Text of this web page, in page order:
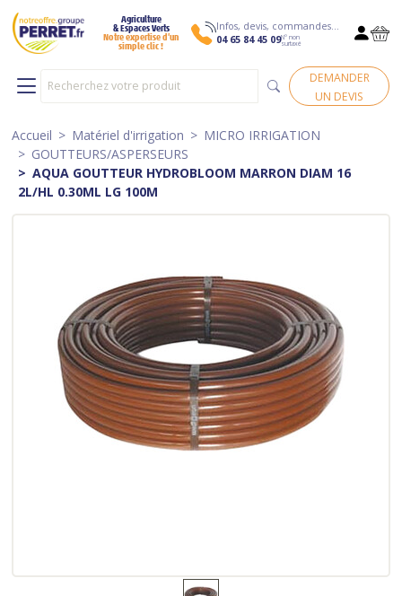
Agriculture
& Espaces Verts
Notre expertise d’un
simple clic !
Infos, devis, commandes…
04 65 84 45 09N° non
surtaxé
DEMANDER
UN DEVIS
Accueil Matériel d'irrigation
MICRO IRRIGATION
GOUTTEURS/ASPERSEURS
AQUA GOUTTEUR HYDROBLOOM MARRON DIAM 16
2L/HL 0.30ML LG 100M